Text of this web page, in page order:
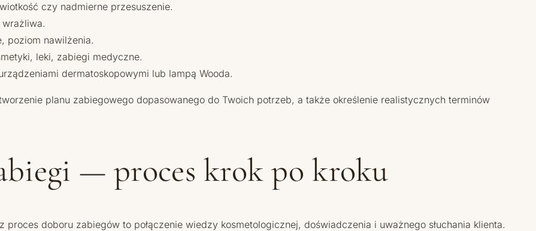
czy nadmierne przesuszenie.
wrażliwa.
poziom nawilżenia.
leki, zabiegi medyczne.
dermatoskopowymi lub lampą Wooda.
planu zabiegowego dopasowanego do Twoich potrzeb, a także określenie realistycznych terminów
— proces krok po kroku
doboru zabiegów to połączenie wiedzy kosmetologicznej, doświadczenia i uważnego słuchania klienta.